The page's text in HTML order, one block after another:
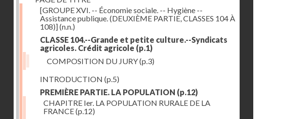
[GROUPE XVI. -- Économie sociale. -- Hygiène --
Assistance publique. (DEUXIÈME PARTIE, CLASSES 104 À
108)](n.n.)
CLASSE 104.--Grande et petite culture.--Syndicats
agricoles. Crédit agricole (p.1)
COMPOSITION DU JURY(p.3)
INTRODUCTION (p.5)
PREMIÈRE PARTIE. LA POPULATION (p.12)
CHAPITRE Ier. LA POPULATION RURALE DE LA
FRANCE(p.12)